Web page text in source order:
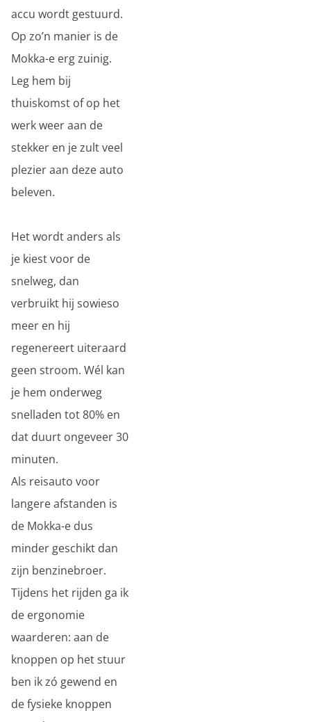
accu wordt gestuurd.
Op zo’n manier is de
Mokka-e erg zuinig.
Leg hem bij
thuiskomst of op het
werk weer aan de
stekker en je zult veel
plezier aan deze auto
beleven.
Het wordt anders als
je kiest voor de
snelweg, dan
verbruikt hij sowieso
meer en hij
regenereert uiteraard
geen stroom. Wél kan
je hem onderweg
snelladen tot 80% en
dat duurt ongeveer 30
minuten.
Als reisauto voor
langere afstanden is
de Mokka-e dus
minder geschikt dan
zijn benzinebroer.
Tijdens het rijden ga ik
de ergonomie
waarderen: aan de
knoppen op het stuur
ben ik zó gewend en
de fysieke knoppen